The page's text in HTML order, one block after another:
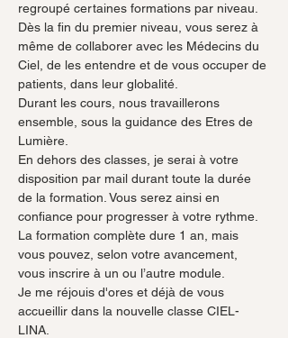
regroupé certaines formations par niveau.
Dès la fin du premier niveau, vous serez à
même de collaborer avec les Médecins du
Ciel, de les entendre et de vous occuper de
patients, dans leur globalité.
Durant les cours, nous travaillerons
ensemble, sous la guidance des Etres de
Lumière.
En dehors des classes, je serai à votre
disposition par mail durant toute la durée
de la formation. Vous serez ainsi en
confiance pour progresser à votre rythme.
La formation complète dure 1 an, mais
vous pouvez, selon votre avancement,
vous inscrire à un ou l’autre module.
Je me réjouis d'ores et déjà de vous
accueillir dans la nouvelle classe CIEL-
LINA.